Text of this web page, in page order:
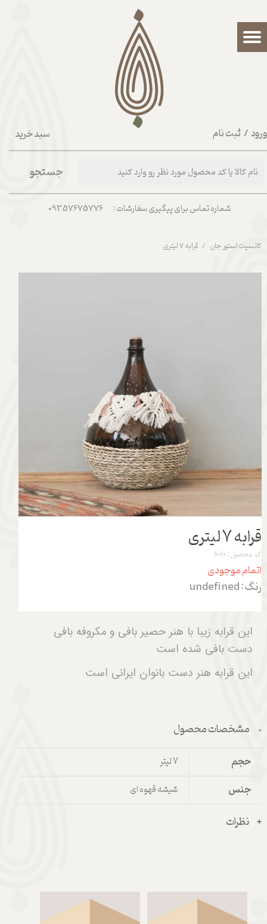
سبد خرید / ثبت نام
حساب کاربری من
تغییر گذر واژه
شماره تماس برای پیگیری سفارشات : 09357675776
جستجو
کانسپت استور جان قرابه 7 لیتری
قرابه 7 لیتری
کد محصول: 6010
اتمام موجودی
رنگ: undefined
این قرابه زیبا با هنر حصیر بافی و مکروفه بافی
دست بافی شده است
این قرابه هنر دست بانوان ایرانی است
مشخصات محصول
حجم 7 لیتر
جنس شیشه قهوه ای
نظرات